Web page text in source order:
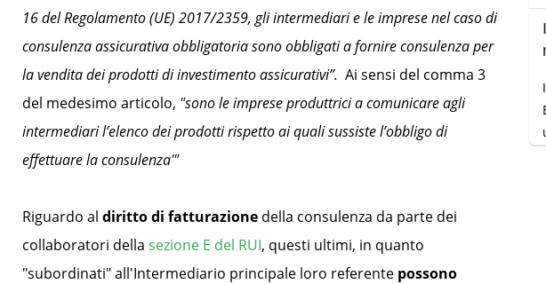
16 del Regolamento (UE) 2017/2359, gli intermediari e le imprese nel caso di
consulenza assicurativa obbligatoria sono obbligati a fornire consulenza per
la vendita dei prodotti di investimento assicurativi”. Ai sensi del comma 3
del medesimo articolo, "sono le imprese produttrici a comunicare agli
intermediari l’elenco dei prodotti rispetto ai quali sussiste l’obbligo di
effettuare la consulenza'"
Riguardo al diritto di fatturazione della consulenza da parte dei
collaboratori della sezione E del RUI, questi ultimi, in quanto
"subordinati" all'Intermediario principale loro referente possono